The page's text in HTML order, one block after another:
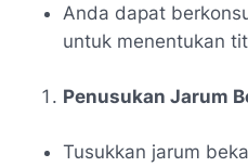
Anda dapat
untuk menentukan
Penusukan Jarum
Tusukkan jarum